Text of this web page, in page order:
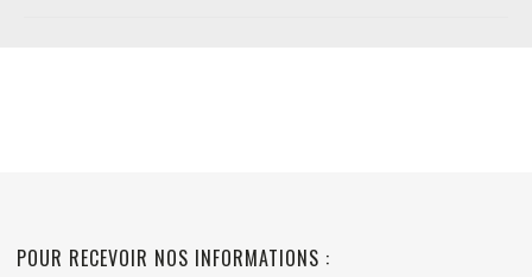
POUR RECEVOIR NOS INFORMATIONS :